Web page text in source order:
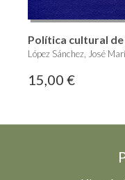
Política cultural de
López Sánchez, José
15,00 €